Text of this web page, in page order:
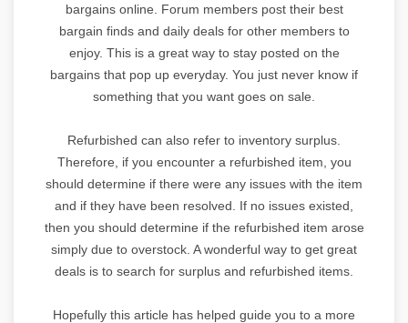
bargains online. Forum members post their best
bargain finds and daily deals for other members to
enjoy. This is a great way to stay posted on the
bargains that pop up everyday. You just never know if
something that you want goes on sale.
Refurbished can also refer to inventory surplus.
Therefore, if you encounter a refurbished item, you
should determine if there were any issues with the item
and if they have been resolved. If no issues existed,
then you should determine if the refurbished item arose
simply due to overstock. A wonderful way to get great
deals is to search for surplus and refurbished items.
Hopefully this article has helped guide you to a more